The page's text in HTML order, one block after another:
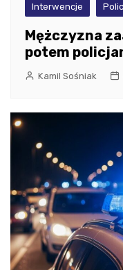
Interwencje
Mężczyzna
potem
Kamil Sośniak